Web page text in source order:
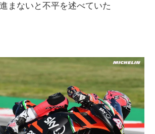
まないと不平を述べていた